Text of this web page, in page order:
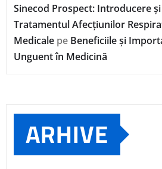
Sinecod Prospect: Introducere
Tratamentul Afecțiunilor
Medicale pe Beneficiile și
Unguent în Medicină
ARHIVE